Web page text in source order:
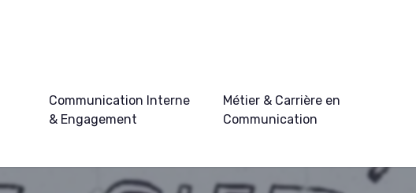
Communication Interne
& Engagement
Métier & Carrière en
Communication